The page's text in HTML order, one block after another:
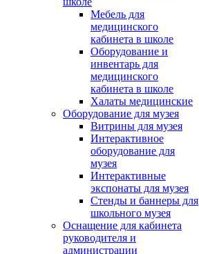
Мебель для
медицинского
кабинета в школе
Оборудование и
инвентарь для
медицинского
кабинета в школе
Халаты медицинские
Оборудование для музея
Витрины для музея
Интерактивное
оборудование для
музея
Интерактивные
экспонаты для музея
Стенды и баннеры для
школьного музея
Оснащение для кабинета
руководителя и
администрации